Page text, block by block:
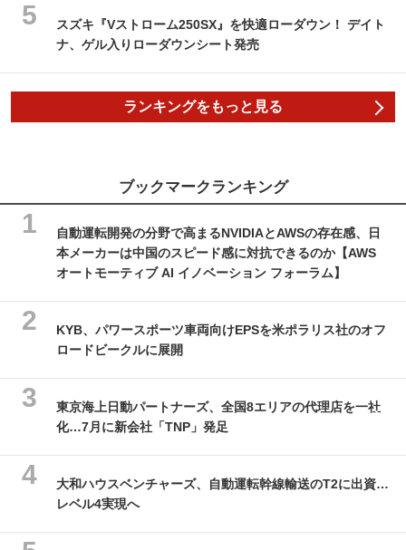
スズキ『Vストローム250SX』を快適ローダウン！ デイト
ナ、ゲル入りローダウンシート発売
ランキングをもっと見る
ブックマークランキング
自動運転開発の分野で高まるNVIDIAとAWSの存在感、日
本メーカーは中国のスピード感に対抗できるのか【AWS
オートモーティブ AI イノベーション フォーラム】
KYB、パワースポーツ車両向けEPSを米ポラリス社のオフ
ロードビークルに展開
東京海上日動パートナーズ、全国8エリアの代理店を一社
化…7月に新会社「TNP」発足
大和ハウスベンチャーズ、自動運転幹線輸送のT2に出資…
レベル4実現へ